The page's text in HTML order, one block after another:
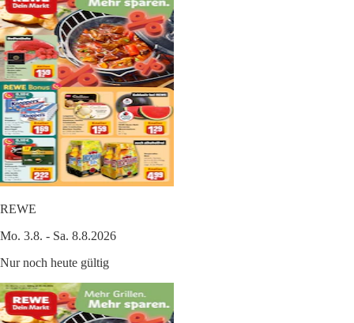
REWE
Mo. 3.8. - Sa. 8.8.2026
Nur noch heute gültig